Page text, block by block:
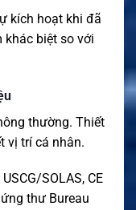
kích hoạt khi đã
biệt so với
thường. Thiết
vị trí cá nhân.
SOLAS, CE
thư Bureau